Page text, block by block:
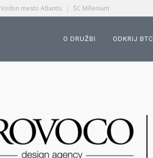
Vodno mesto Atlantis | ŠC Millenium
O DRUŽBI ODKRIJ BTC